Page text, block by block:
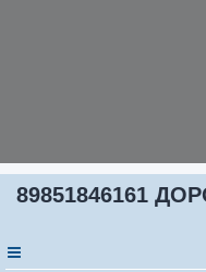
89851846161